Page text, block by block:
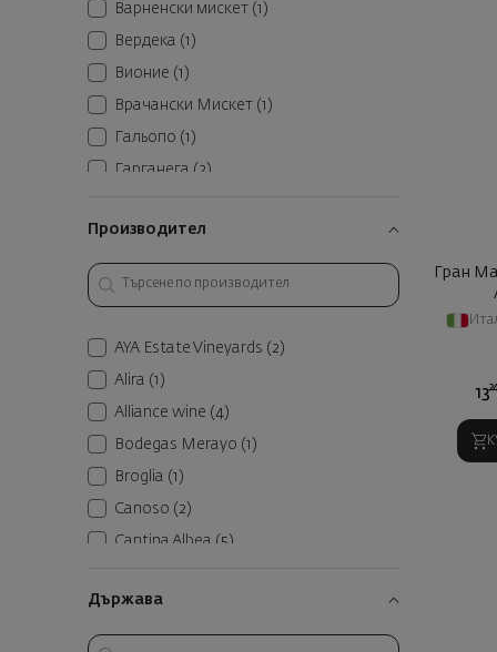
Варненски мискет (1)
Вердека (1)
Вионие (1)
Врачански Мискет (1)
Гальопо (1)
Гарганега (2)
Годейо (1)
Гренаш (2)
Производител
AYA Estate Vineyards (2)
Alira (1)
Alliance wine (4)
Bodegas Merayo (1)
Broglia (1)
Canoso (2)
Cantina Albea (5)
Château Pesquié
Cipriani (1)
Държава
Гран
1324